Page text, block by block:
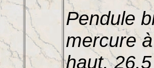
Pendule
mercure
haut.